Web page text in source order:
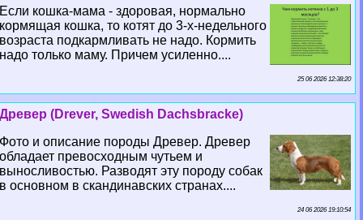
Если кошка-мама - здоровая, нормально
кормящая кошка, то котят до 3-х-недельного
возраста подкармливать не надо. Кормить
надо только маму. Причем усиленно....
25 06 2026 12:38:20
Древер (Drever, Swedish Dachsbracke)
Фото и описание породы Древер. Древер
обладает превосходным чутьем и
выносливостью. Разводят эту породу собак
в основном в скандинавских странах....
24 06 2026 19:10:54